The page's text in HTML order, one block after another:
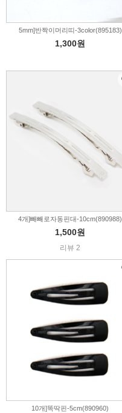
5mm]반짝이머리띠-3color(895183)
1,300원
4개]빼빼로자동핀대-10cm(890988)
1,500원
리뷰 2
10개]똑딱핀-5cm(890960)